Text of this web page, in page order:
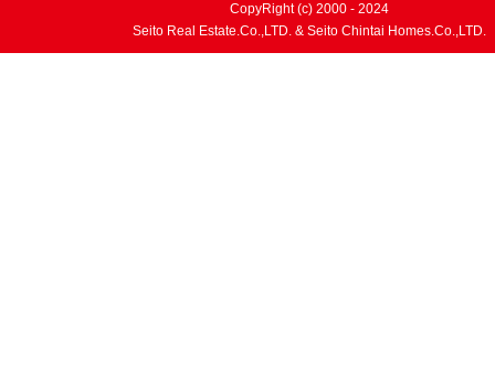
CopyRight (c) 2000 - 2024
Seito Real Estate.Co.,LTD. & Seito Chintai Homes.Co.,LTD.